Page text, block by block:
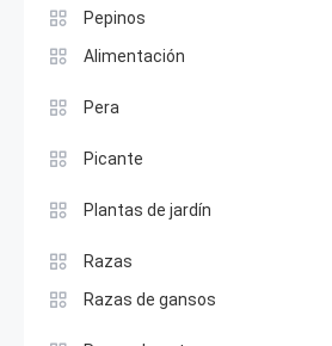
Pepinos
Alimentación
Pera
Picante
Plantas de jardín
Razas
Razas de gansos